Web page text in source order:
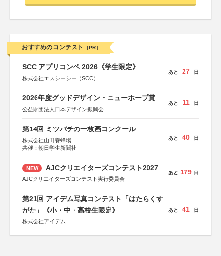
おすすめのコンテスト [PR]
SCC アプリコンペ 2026《学生限定》
株式会社エスシーシー（SCC）
あと 27 日
2026年度グッドデザイン・ニューホープ賞
公益財団法人日本デザイン振興会
あと 11 日
第14回 ミツバチの一枚画コンクール
株式会社山田養蜂場
共催：朝日学生新聞社
あと 40 日
NEW AJCクリエイターズコンテスト2027
AJCクリエイターズコンテスト実行委員会
あと 179 日
第21回 アイデム写真コンテスト「はたらくす
がた」《小・中・高校生限定》
株式会社アイデム
あと 41 日